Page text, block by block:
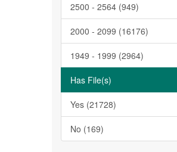
2500 - 2564 (949)
2000 - 2099 (16176)
1949 - 1999 (2964)
Has File(s)
Yes (21728)
No (169)